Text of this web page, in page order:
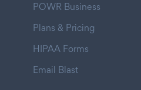
POWR Business
Plans & Pricing
HIPAA Forms
Email Blast